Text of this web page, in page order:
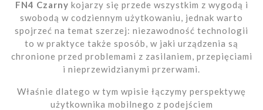
FN4 Czarny kojarzy się przede wszystkim z wygodą i
swobodą w codziennym użytkowaniu, jednak warto
spojrzeć na temat szerzej: niezawodność technologii
to w praktyce także sposób, w jaki urządzenia są
chronione przed problemami z zasilaniem, przepięciami
i nieprzewidzianymi przerwami.
Właśnie dlatego w tym wpisie łączymy perspektywę
użytkownika mobilnego z podejściem